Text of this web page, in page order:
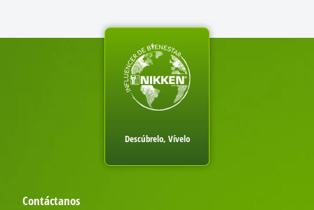
Descúbrelo, Vívelo
Contáctanos